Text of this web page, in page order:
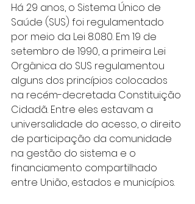
Há 29 anos, o Sistema Único de
Saúde (SUS) foi regulamentado
por meio da Lei 8.080. Em 19 de
setembro de 1990, a primeira Lei
Orgânica do SUS regulamentou
alguns dos princípios colocados
na recém-decretada Constituição
Cidadã. Entre eles estavam a
universalidade do acesso, o direito
de participação da comunidade
na gestão do sistema e o
financiamento compartilhado
entre União, estados e municípios.